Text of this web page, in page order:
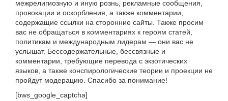
межрелигиозную и иную рознь, рекламные сообщения,
провокации и оскорбления, а также комментарии,
содержащие ссылки на сторонние сайты. Также просим
вас не обращаться в комментариях к героям статей,
политикам и международным лидерам — они вас не
услышат. Бессодержательные, бессвязные и
комментарии, требующие перевода с экзотических
языков, а также конспирологические теории и проекции не
пройдут модерацию. Спасибо за понимание!
[bws_google_captcha]